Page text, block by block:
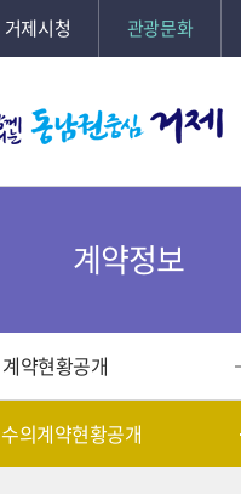
거제시청 관광문화
계약정보
계약현황공개
수의계약현황공개